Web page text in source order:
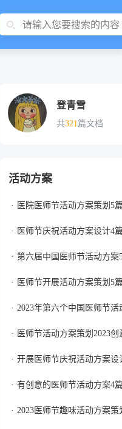
登青雪
共321篇文档
活动方案
医院医师节活动方案策划5
医师节庆祝活动方案设计4
第六届中国医师节活动方案
医师节开展活动方案策划5
2023年第六个中国医师节活
医师节活动方案策划2023创
开展医师节庆祝活动方案设
有创意的医师节活动方案4
2023医师节趣味活动方案策